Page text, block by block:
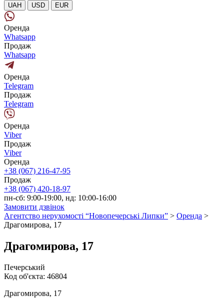
UAH USD EUR
Оренда
Whatsapp
Продаж
Whatsapp
Оренда
Telegram
Продаж
Telegram
Оренда
Viber
Продаж
Viber
Оренда
+38 (067) 216-47-95
Продаж
+38 (067) 420-18-97
пн-сб: 9:00-19:00, нд: 10:00-16:00
Замовити дзвінок
Агентство нерухомості “Новопечерські Липки” > Оренда >
Драгомирова, 17
Драгомирова, 17
Печерський
Код об'єкта: 46804
Драгомирова, 17